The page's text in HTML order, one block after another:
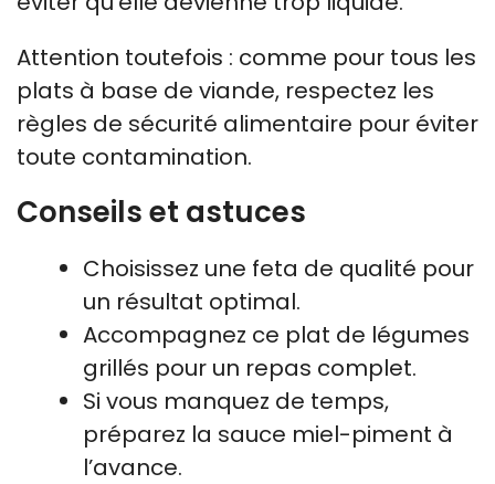
Attention toutefois : comme pour tous les
plats à base de viande, respectez les
règles de sécurité alimentaire pour éviter
toute contamination.
Conseils et astuces
Choisissez une feta de qualité pour
un résultat optimal.
Accompagnez ce plat de légumes
grillés pour un repas complet.
Si vous manquez de temps,
préparez la sauce miel-piment à
l’avance.